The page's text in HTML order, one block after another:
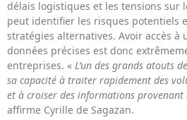
délais logistiques et les tensions sur
peut identifier les risques potentiels
stratégies alternatives. Avoir accès à
données précises est donc
entreprises. « L’un des grands atouts
sa capacité à traiter rapidement des
et à croiser des informations provenant
affirme Cyrille de Sagazan.